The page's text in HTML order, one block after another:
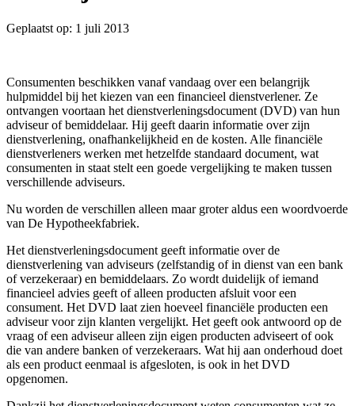
Geplaatst op: 1 juli 2013
Consumenten beschikken vanaf vandaag over een belangrijk
hulpmiddel bij het kiezen van een financieel dienstverlener. Ze
ontvangen voortaan het dienstverleningsdocument (DVD) van hun
adviseur of bemiddelaar. Hij geeft daarin informatie over zijn
dienstverlening, onafhankelijkheid en de kosten. Alle financiële
dienstverleners werken met hetzelfde standaard document, wat
consumenten in staat stelt een goede vergelijking te maken tussen
verschillende adviseurs.
Nu worden de verschillen alleen maar groter aldus een woordvoerde
van De Hypotheekfabriek.
Het dienstverleningsdocument geeft informatie over de
dienstverlening van adviseurs (zelfstandig of in dienst van een bank
of verzekeraar) en bemiddelaars. Zo wordt duidelijk of iemand
financieel advies geeft of alleen producten afsluit voor een
consument. Het DVD laat zien hoeveel financiële producten een
adviseur voor zijn klanten vergelijkt. Het geeft ook antwoord op de
vraag of een adviseur alleen zijn eigen producten adviseert of ook
die van andere banken of verzekeraars. Wat hij aan onderhoud doet
als een product eenmaal is afgesloten, is ook in het DVD
opgenomen.